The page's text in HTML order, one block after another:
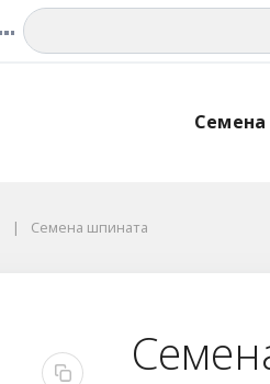
Семена
Семена шпината